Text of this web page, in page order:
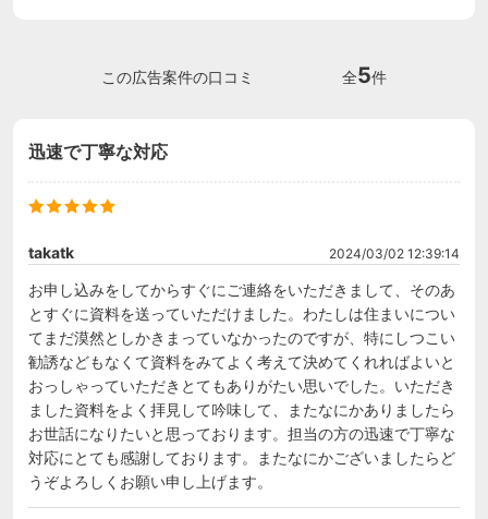
この広告案件の口コミ 全5件
迅速で丁寧な対応
takatk 2024/03/02 12:39:14
お申し込みをしてからすぐにご連絡をいただきまして、そのあ
とすぐに資料を送っていただけました。わたしは住まいについ
てまだ漠然としかきまっていなかったのですが、特にしつこい
勧誘などもなくて資料をみてよく考えて決めてくれればよいと
おっしゃっていただきとてもありがたい思いでした。いただき
ました資料をよく拝見して吟味して、またなにかありましたら
お世話になりたいと思っております。担当の方の迅速で丁寧な
対応にとても感謝しております。またなにかございましたらど
うぞよろしくお願い申し上げます。